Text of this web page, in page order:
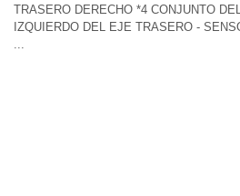
TRASERO DERECHO *4 CONJUNTO
IZQUIERDO DEL EJE TRASERO -
...